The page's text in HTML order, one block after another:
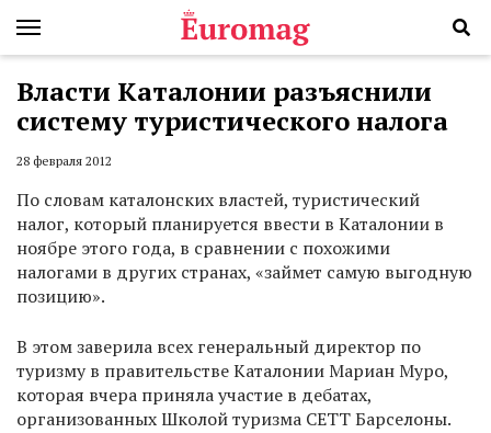
Власти Каталонии разъяснили
систему туристического налога
28 февраля 2012
По словам каталонских властей, туристический
налог, который планируется ввести в Каталонии в
ноябре этого года, в сравнении с похожими
налогами в других странах, «займет самую выгодную
позицию».
В этом заверила всех генеральный директор по
туризму в правительстве Каталонии Мариан Муро,
которая вчера приняла участие в дебатах,
организованных Школой туризма CETT Барселоны.